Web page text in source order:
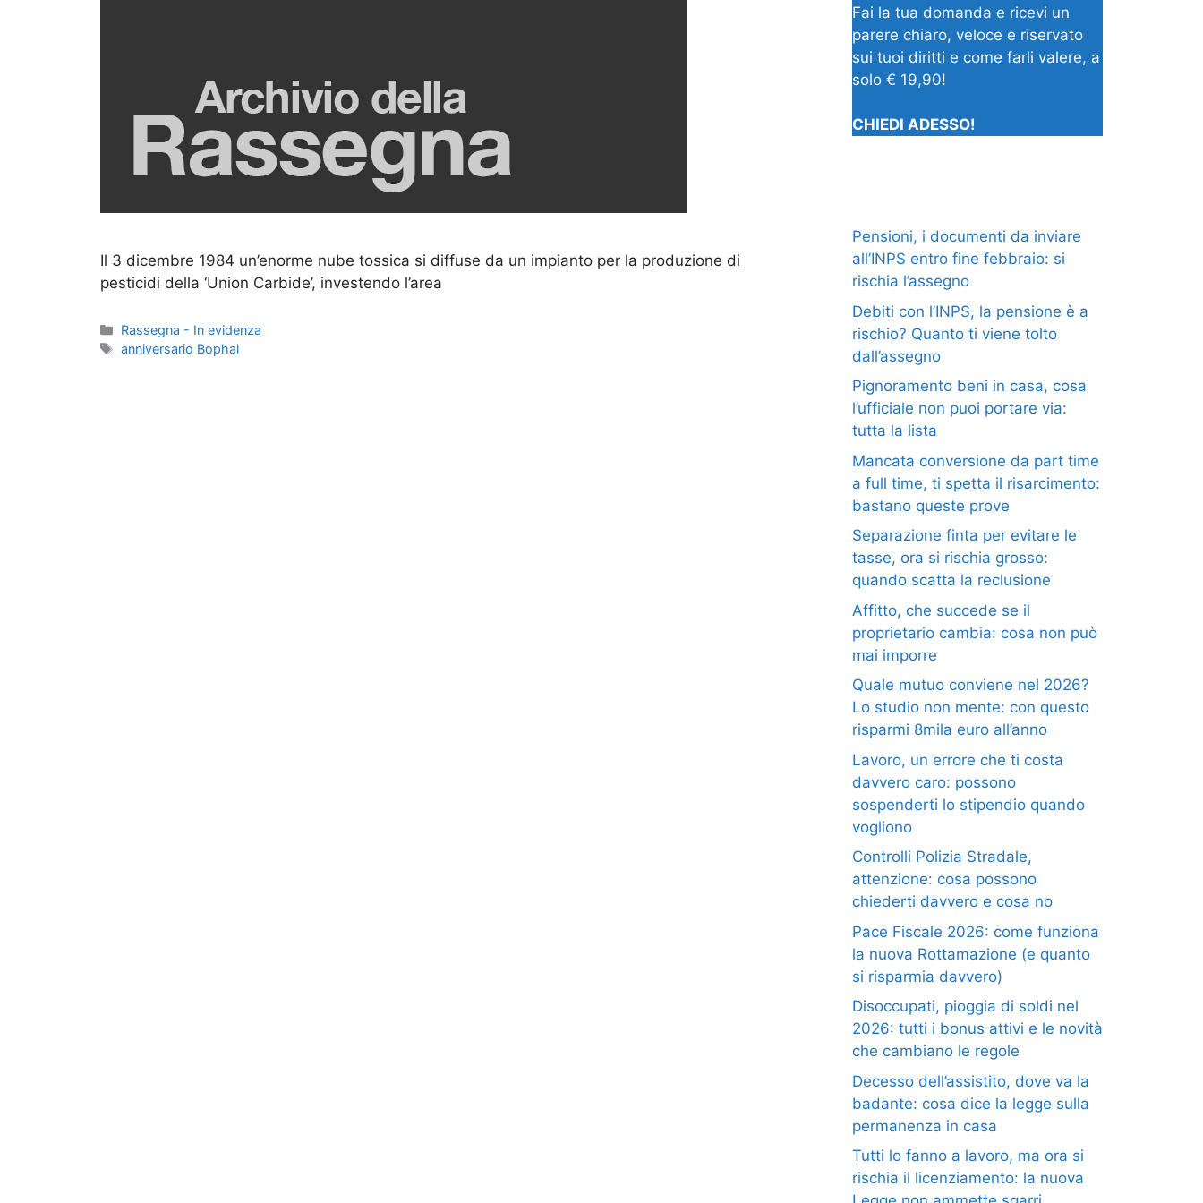
Il 3 dicembre 1984 un’enorme nube tossica si diffuse da un impianto per la produzione di
pesticidi della ‘Union Carbide’, investendo l’area
Categorie
Rassegna - In evidenza
Tag
anniversario Bophal
Fai la tua domanda e ricevi un
parere chiaro, veloce e riservato
sui tuoi diritti e come farli valere, a
solo € 19,90!
CHIEDI ADESSO!
Pensioni, i documenti da inviare
all’INPS entro fine febbraio: si
rischia l’assegno
Debiti con l’INPS, la pensione è a
rischio? Quanto ti viene tolto
dall’assegno
Pignoramento beni in casa, cosa
l’ufficiale non puoi portare via:
tutta la lista
Mancata conversione da part time
a full time, ti spetta il risarcimento:
bastano queste prove
Separazione finta per evitare le
tasse, ora si rischia grosso:
quando scatta la reclusione
Affitto, che succede se il
proprietario cambia: cosa non può
mai imporre
Quale mutuo conviene nel 2026?
Lo studio non mente: con questo
risparmi 8mila euro all’anno
Lavoro, un errore che ti costa
davvero caro: possono
sospenderti lo stipendio quando
vogliono
Controlli Polizia Stradale,
attenzione: cosa possono
chiederti davvero e cosa no
Pace Fiscale 2026: come funziona
la nuova Rottamazione (e quanto
si risparmia davvero)
Disoccupati, pioggia di soldi nel
2026: tutti i bonus attivi e le novità
che cambiano le regole
Decesso dell’assistito, dove va la
badante: cosa dice la legge sulla
permanenza in casa
Tutti lo fanno a lavoro, ma ora si
rischia il licenziamento: la nuova